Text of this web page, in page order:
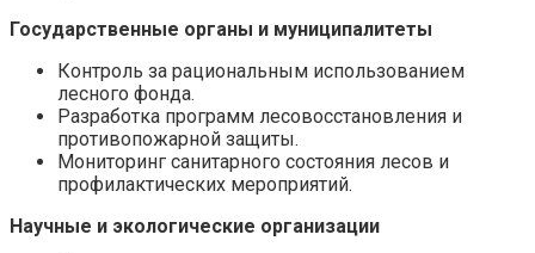
Государственные органы и муниципалитеты
Контроль за рациональным использованием
лесного фонда.
Разработка программ лесовосстановления и
противопожарной защиты.
Мониторинг санитарного состояния лесов и
профилактических мероприятий.
Научные и экологические организации